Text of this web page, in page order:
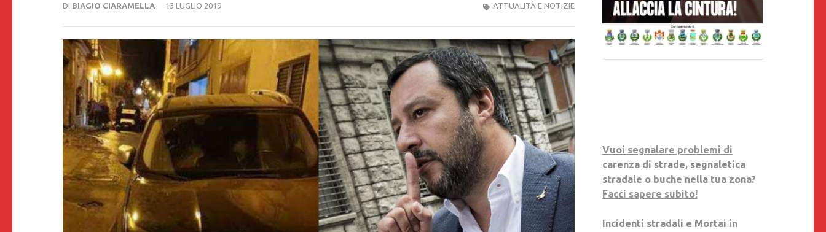
DI BIAGIO CIARAMELLA 13 LUGLIO 2019 ATTUALITÀ E NOTIZIE
Vuoi segnalare problemi di
carenza di strade, segnaletica
stradale o buche nella tua zona?
Facci sapere subito!
Incidenti stradali e Mortai in